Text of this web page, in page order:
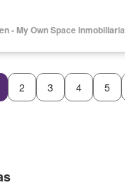
Hace 1 semana, 4 días en - My Own Space Inmobiliaria
2 3 4 5